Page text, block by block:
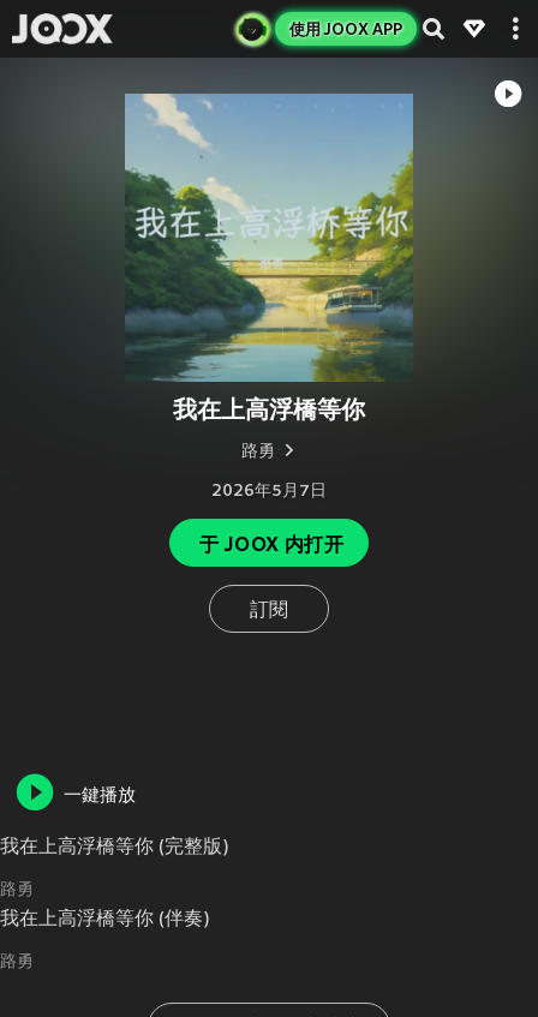
使用 JOOX APP
我在上高浮橋等你
路勇
2026年5月7日
于 JOOX 内打开
訂閱
一鍵播放
我在上高浮橋等你 (完整版)
路勇
我在上高浮橋等你 (伴奏)
路勇